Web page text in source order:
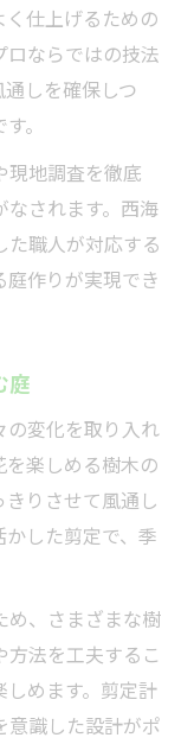
仕上げるための
ロならではの技法
しを確保しつ
。
現地調査を徹底
なされます。西海
職人が対応する
作りが実現でき
庭
の変化を取り入れ
楽しめる樹木の
りさせて風通し
した剪定で、季
め、さまざまな樹
法を工夫するこ
めます。剪定計
意識した設計がポ